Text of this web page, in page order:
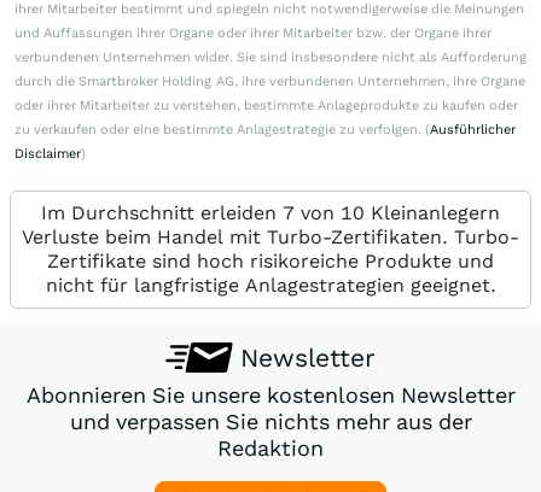
ihrer Mitarbeiter bestimmt und spiegeln nicht notwendigerweise die Meinungen
und Auffassungen ihrer Organe oder ihrer Mitarbeiter bzw. der Organe ihrer
verbundenen Unternehmen wider. Sie sind insbesondere nicht als Aufforderung
durch die Smartbroker Holding AG, ihre verbundenen Unternehmen, ihre Organe
oder ihrer Mitarbeiter zu verstehen, bestimmte Anlageprodukte zu kaufen oder
zu verkaufen oder eine bestimmte Anlagestrategie zu verfolgen. (Ausführlicher
Disclaimer)
Im Durchschnitt erleiden 7 von 10 Kleinanlegern
Verluste beim Handel mit Turbo-Zertifikaten. Turbo-
Zertifikate sind hoch risikoreiche Produkte und
nicht für langfristige Anlagestrategien geeignet.
Newsletter
Abonnieren Sie unsere kostenlosen Newsletter
und verpassen Sie nichts mehr aus der
Redaktion